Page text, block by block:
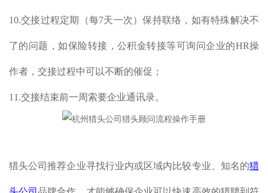
10.交接过程定期（每7天一次）保持联络，如有特殊解决不
了的问题，如保险转接，公积金转接等可询问企业的HR操
作者，交接过程中可以不断的催促；
11.交接结束前一周索要企业通讯录。
猎头公司推荐企业寻找行业内或区域内比较专业、知名的猎